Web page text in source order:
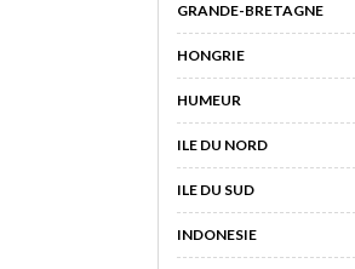
GRANDE-BRETAGNE
HONGRIE
HUMEUR
ILE DU NORD
ILE DU SUD
INDONESIE